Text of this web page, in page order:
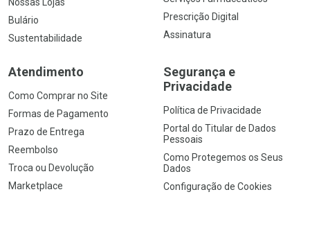
Nossas Lojas
Bulário
Sustentabilidade
Prescrição Digital
Assinatura
Atendimento
Como Comprar no Site
Formas de Pagamento
Prazo de Entrega
Reembolso
Troca ou Devolução
Marketplace
Segurança e
Privacidade
Política de Privacidade
Portal do Titular de Dados
Pessoais
Como Protegemos os Seus
Dados
Configuração de Cookies